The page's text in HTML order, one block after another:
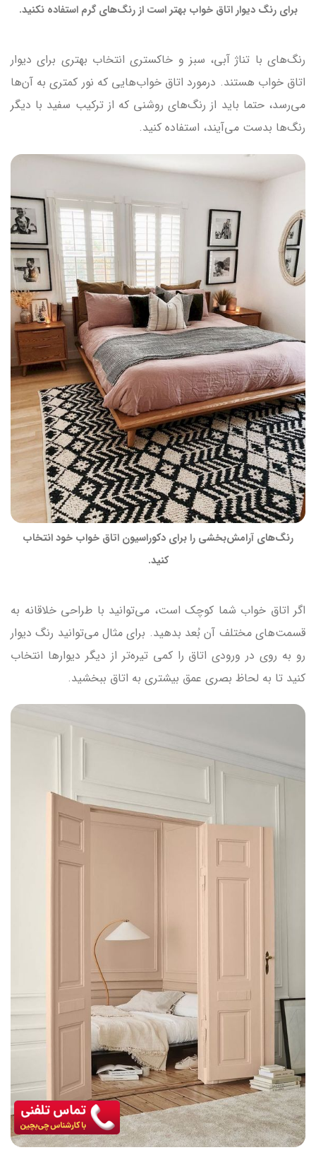
برای رنگ دیوار اتاق خواب بهتر است از رنگ‌های گرم استفاده نکنید.
رنگ‌های با تناژ آبی، سبز و خاکستری انتخاب بهتری برای دیوار
اتاق خواب هستند. درمورد اتاق خواب‌هایی که نور کمتری به آن‌ها
می‌رسد، حتما باید از رنگ‌های روشنی که از ترکیب سفید با دیگر
رنگ‌ها بدست می‌آیند، استفاده کنید.
رنگ‌های آرامش‌بخشی را برای دکوراسیون اتاق خواب خود انتخاب
کنید.
اگر اتاق خواب شما کوچک است، می‌توانید با طراحی خلاقانه به
قسمت‌های مختلف آن بُعد بدهید. برای مثال می‌توانید رنگ دیوار
رو به روی در ورودی اتاق را کمی تیره‌تر از دیگر دیوارها انتخاب
کنید تا به لحاظ بصری عمق بیشتری به اتاق ببخشید.